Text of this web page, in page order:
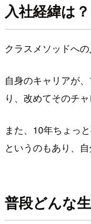
入社経緯は？
クラスメソッドへ
自身のキャリアが
り、改めてそのチ
また、10年ちょっ
というのもあり、
普段どんな